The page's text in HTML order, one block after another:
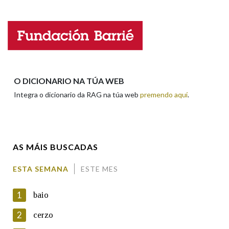
Marcas gramaticais
Nome
O DICIONARIO NA TÚA WEB
Integra o dicionario da RAG na túa web premendo aquí.
AS MÁIS BUSCADAS
ESTA SEMANA ESTE MES
1 baio
2 cerzo